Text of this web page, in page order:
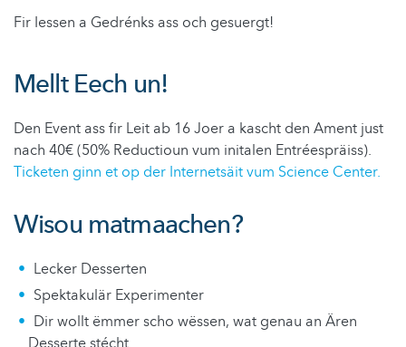
Fir Iessen a Gedrénks ass och gesuergt!
Mellt Eech un!
Den Event ass fir Leit ab 16 Joer a kascht den Ament just
nach 40€ (50% Reductioun vum initalen Entréespräiss).
Ticketen ginn et op der Internetsäit vum Science Center.
Wisou matmaachen?
Lecker Desserten
Spektakulär Experimenter
Dir wollt ëmmer scho wëssen, wat genau an Ären